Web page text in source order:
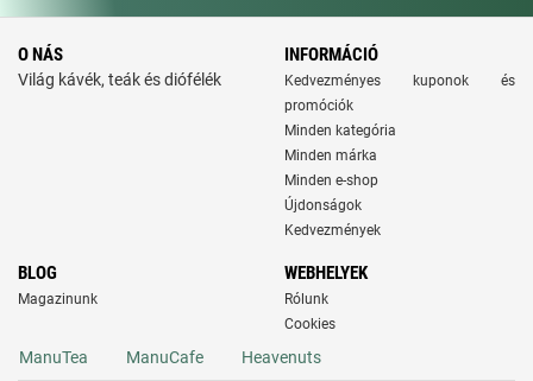
O NÁS
Világ kávék, teák és diófélék
INFORMÁCIÓ
Kedvezményes kuponok és
promóciók
Minden kategória
Minden márka
Minden e-shop
Újdonságok
Kedvezmények
BLOG
Magazinunk
WEBHELYEK
Rólunk
Cookies
ManuTea ManuCafe Heavenuts